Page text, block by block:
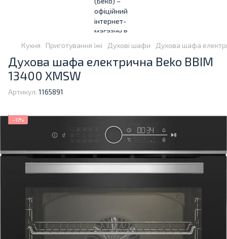
Кухня Приготування їжі Духові шафи Духова шафа
Духова шафа електрична Beko BBIM
13400 XMSW
Артикул: 1165891
−17%